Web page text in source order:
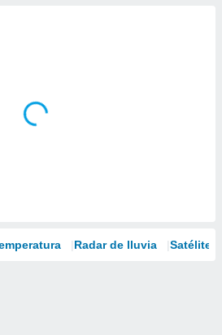
Radar de lluvia Satélites